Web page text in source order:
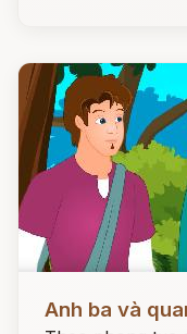
Anh ba và